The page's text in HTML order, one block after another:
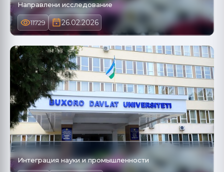
Направлени исследование
11729 26.02.2026
Интеграция науки и промышленности